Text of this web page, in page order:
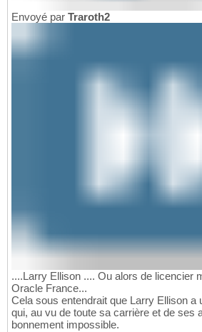
Envoyé par Traroth2
....Larry Ellison .... Ou alors de licencier
Oracle France...
Cela sous entendrait que Larry Ellison a
qui, au vu de toute sa carrière et de ses
bonnement impossible.